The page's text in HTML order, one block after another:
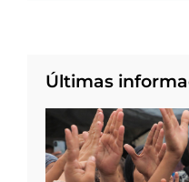
Últimas